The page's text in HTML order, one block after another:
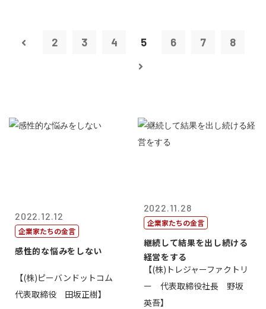
2 3 4 5 6 7 8
2022.12.12
企業家たちの金言
感性的な悩みをしない
【(株)ピーバンドットコム
代表取締役 田坂正樹】
2022.11.28
企業家たちの金言
継続して結果を出し続ける
経営をする
【(株)トレジャーファクトリ
ー 代表取締役社長 野坂
英吾】